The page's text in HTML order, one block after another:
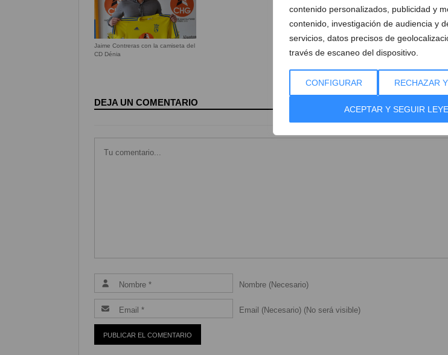
contenido personalizados, publicidad y
contenido, investigación de audiencia y
servicios, datos precisos de
través de escaneo del dispositivo.
CONFIGURAR RECHAZAR
ACEPTAR Y SEGUIR
Jaime Contreras con la camiseta del
CD Dénia
DEJA UN COMENTARIO
Nombre (Necesario)
Email (Necesario) (No será visible)